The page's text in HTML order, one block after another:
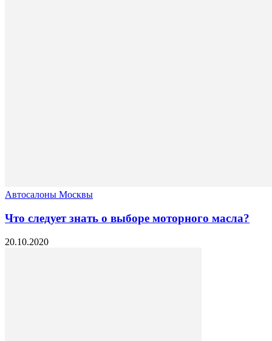
Автосалоны Москвы
Что следует знать о выборе моторного масла?
20.10.2020